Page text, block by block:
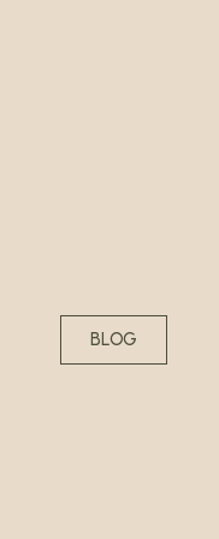
BLOG